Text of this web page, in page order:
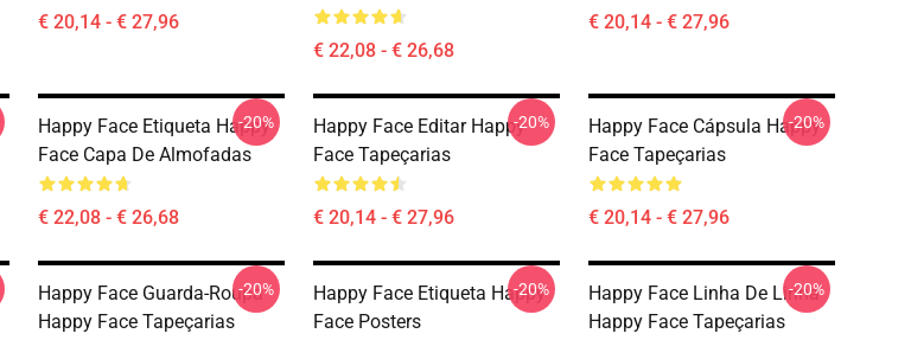
€ 20,14 - € 27,96
€ 22,08 - € 26,68
€ 20,14 - € 27,96
Happy Face Etiqueta Happy
Face Capa De Almofadas
€ 22,08 - € 26,68
-20%
Happy Face Editar Happy
Face Tapeçarias
€ 20,14 - € 27,96
-20%
Happy Face Cápsula Happy
Face Tapeçarias
€ 20,14 - € 27,96
-20%
Happy Face Guarda-Roupa
Happy Face Tapeçarias
-20%
Happy Face Etiqueta Happy
Face Posters
-20%
Happy Face Linha De Linha
Happy Face Tapeçarias
-20%